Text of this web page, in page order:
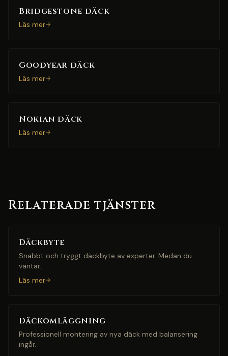
Bridgestone däck
Läs mer
Goodyear däck
Läs mer
Nokian däck
Läs mer
Relaterade tjänster
Däckbyte
Snabbt och tryggt däckbyte av experter. Medan du
väntar.
Läs mer
Däckomläggning
Professionell montering av nya däck med balansering
ingår.